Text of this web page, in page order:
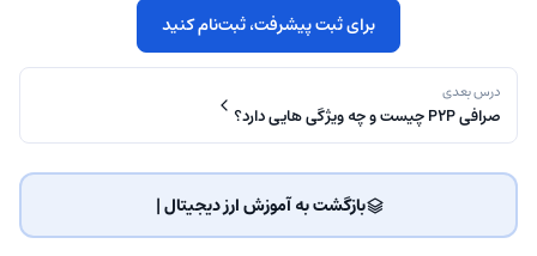
برای ثبت پیشرفت، ثبت‌نام کنید
درس بعدی
صرافی P2P چیست و چه ویژگی هایی دارد؟
بازگشت به آموزش ارز دیجیتال | ‌